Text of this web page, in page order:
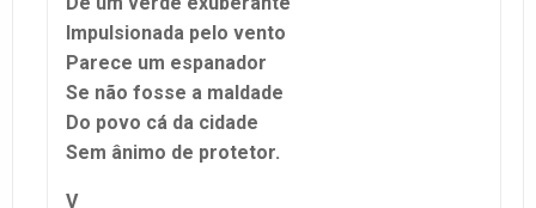
Impulsionada pelo vento
Parece um espanador
Se não fosse a maldade
Do povo cá da cidade
Sem ânimo de protetor.
V